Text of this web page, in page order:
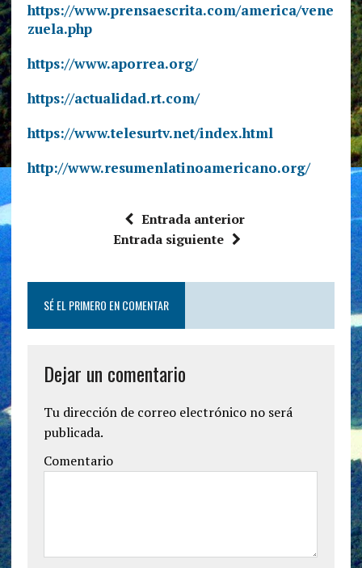
https://www.prensaescrita.com/america/vene
zuela.php
https://www.aporrea.org/
https://actualidad.rt.com/
https://www.telesurtv.net/index.html
http://www.resumenlatinoamericano.org/
Entrada anterior
Entrada siguiente
SÉ EL PRIMERO EN COMENTAR
Dejar un comentario
Tu dirección de correo electrónico no será
publicada.
Comentario